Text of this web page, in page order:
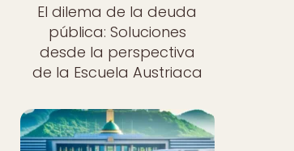
El dilema de la deuda
pública: Soluciones
desde la perspectiva
de la Escuela Austriaca